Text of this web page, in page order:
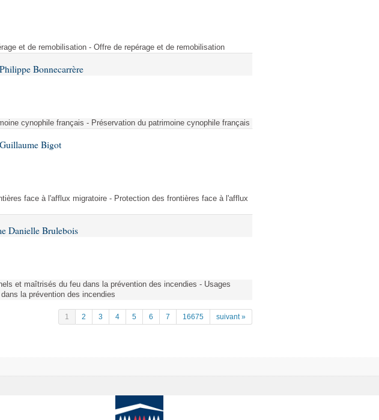
et de remobilisation - Offre de repérage et de remobilisation
Bonnecarrère
cynophile français - Préservation du patrimoine cynophile français
Bigot
face à l'afflux migratoire - Protection des frontières face à l'afflux
Danielle Brulebois
et maîtrisés du feu dans la prévention des incendies - Usages
la prévention des incendies
1 2 3 4 5 6 7 16675 suivant »